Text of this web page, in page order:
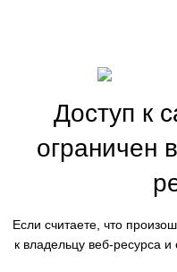
Доступ к
ограничен
Если считаете, что
к владельцу веб-ресурса